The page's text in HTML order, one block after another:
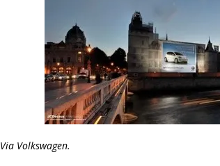
Via Volkswagen.